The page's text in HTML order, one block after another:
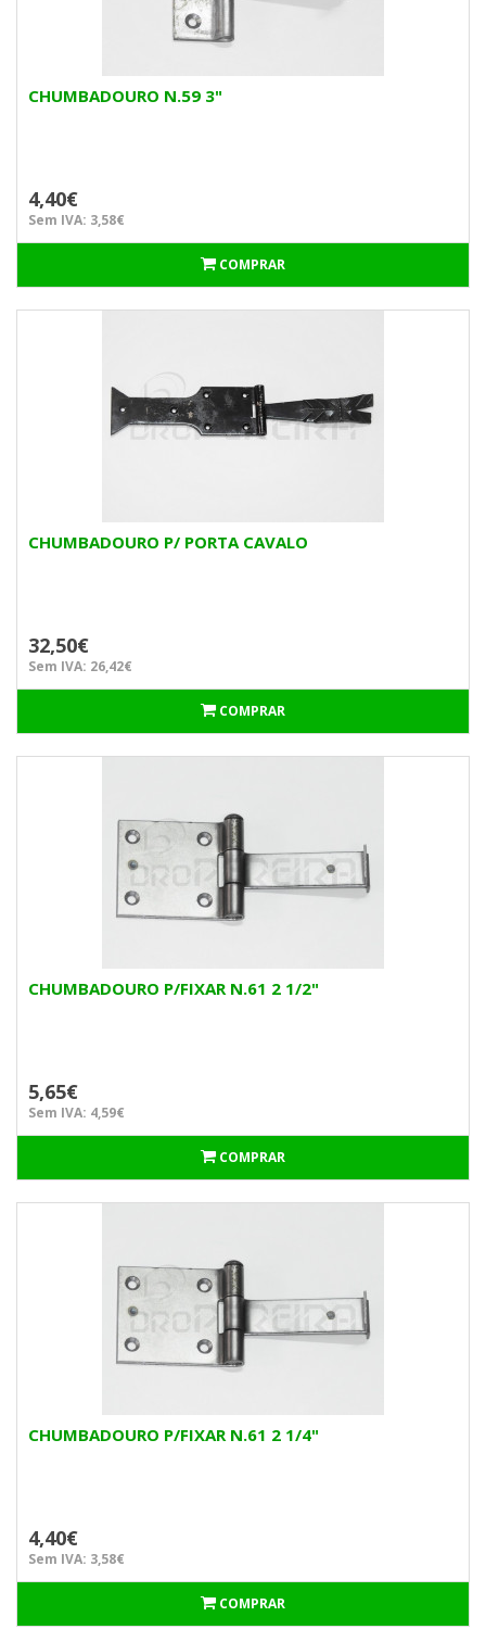
CHUMBADOURO N.59 3"
4,40€
Sem IVA: 3,58€
COMPRAR
CHUMBADOURO P/ PORTA CAVALO
32,50€
Sem IVA: 26,42€
COMPRAR
CHUMBADOURO P/FIXAR N.61 2 1/2"
5,65€
Sem IVA: 4,59€
COMPRAR
CHUMBADOURO P/FIXAR N.61 2 1/4"
4,40€
Sem IVA: 3,58€
COMPRAR